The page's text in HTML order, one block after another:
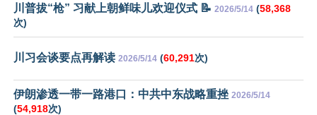
川普拔“枪” 习献上朝鲜味儿欢迎仪式 📝 2026/5/14 (58,368
次)
川习会谈要点再解读 2026/5/14 (60,291次)
伊朗渗透一带一路港口：中共中东战略重挫 2026/5/14
(54,918次)